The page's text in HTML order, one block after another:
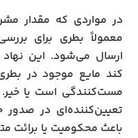
در مواردی که مقدار
معمولاً بطری برای
ارسال می‌شود. این
کند مایع موجود در
مست‌کنندگی است یا
تعیین‌کننده‌ای در
باعث محکومیت یا برائت